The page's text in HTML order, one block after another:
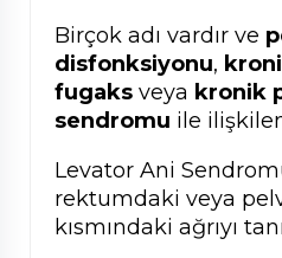
Birçok adı vardır ve
disfonksiyonu,
fugaks veya kronik
sendromu ile
Levator Ani
rektumdaki veya
kısmındaki ağrıyı